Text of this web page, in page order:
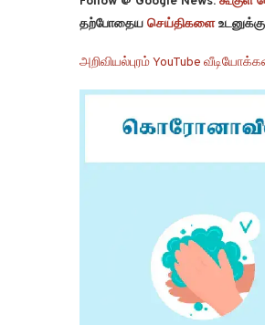
தற்போதைய செய்திகளை
அறிவியல்புரம் YouTube